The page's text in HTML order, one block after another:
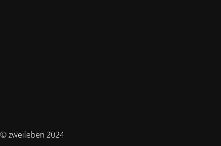
© zweileben 2024